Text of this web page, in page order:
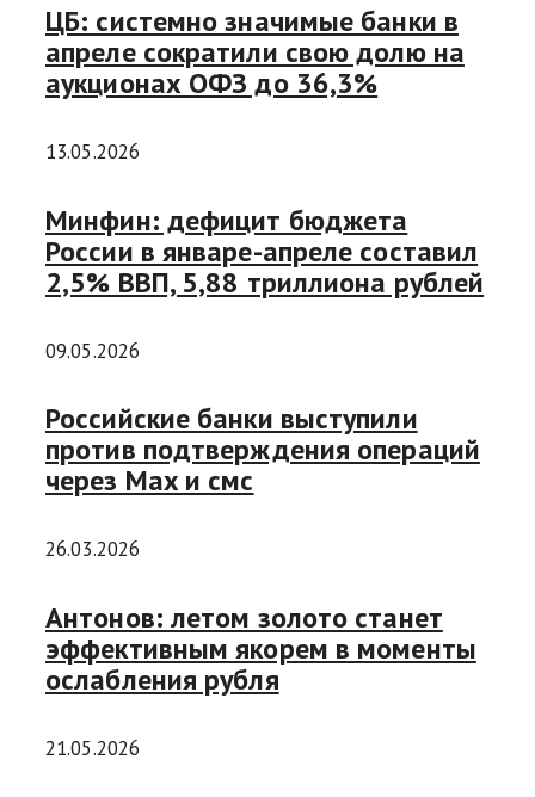
ЦБ: системно значимые банки в
апреле сократили свою долю на
аукционах ОФЗ до 36,3%
13.05.2026
Минфин: дефицит бюджета
России в январе-апреле составил
2,5% ВВП, 5,88 триллиона рублей
09.05.2026
Российские банки выступили
против подтверждения операций
через Max и смс
26.03.2026
Антонов: летом золото станет
эффективным якорем в моменты
ослабления рубля
21.05.2026